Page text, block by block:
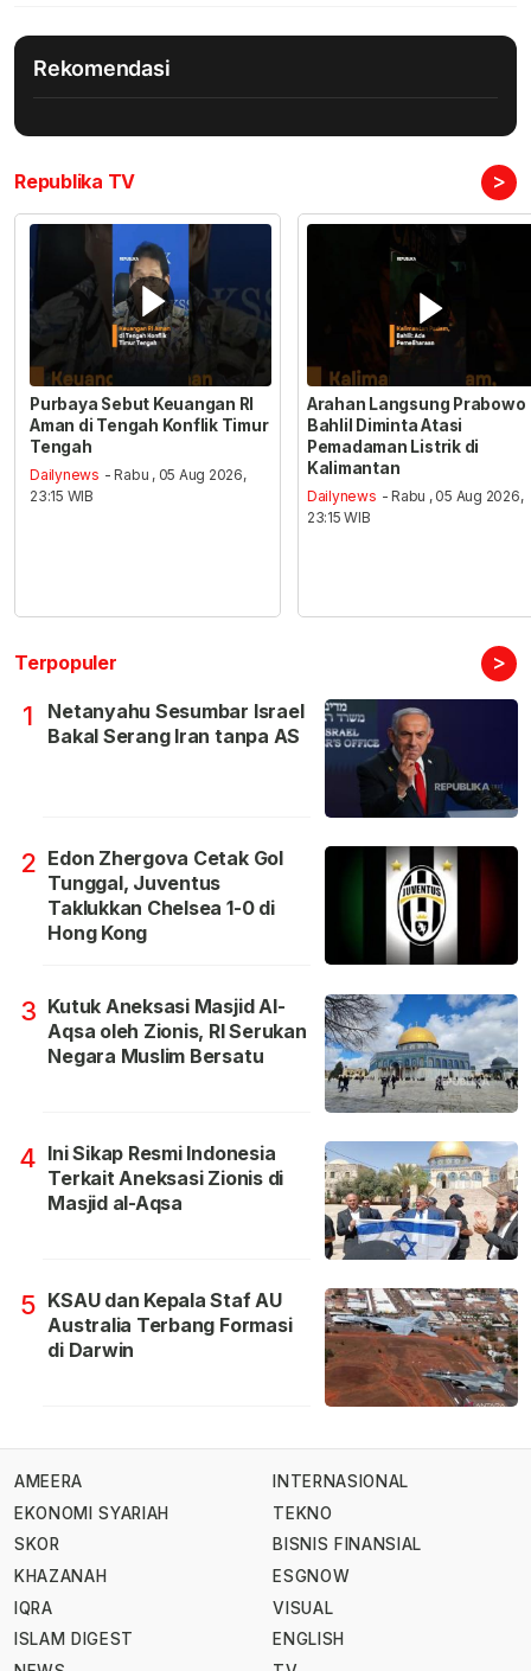
Rekomendasi
Republika TV >
Purbaya Sebut Keuangan RI
Aman di Tengah Konflik Timur
Tengah
Dailynews - Rabu , 05 Aug 2026,
23:15 WIB
Arahan Langsung Prabowo
Bahlil Diminta Atasi
Pemadaman Listrik di
Kalimantan
Dailynews - Rabu , 05 Aug 2026,
23:15 WIB
Terpopuler >
1
Netanyahu Sesumbar Israel
Bakal Serang Iran tanpa AS
2 Edon Zhergova Cetak Gol
Tunggal, Juventus
Taklukkan Chelsea 1-0 di
Hong Kong
3 Kutuk Aneksasi Masjid Al-
Aqsa oleh Zionis, RI Serukan
Negara Muslim Bersatu
4 Ini Sikap Resmi Indonesia
Terkait Aneksasi Zionis di
Masjid al-Aqsa
5 KSAU dan Kepala Staf AU
Australia Terbang Formasi
di Darwin
AMEERA
EKONOMI SYARIAH
SKOR
KHAZANAH
IQRA
ISLAM DIGEST
INTERNASIONAL
TEKNO
BISNIS FINANSIAL
ESGNOW
VISUAL
ENGLISH